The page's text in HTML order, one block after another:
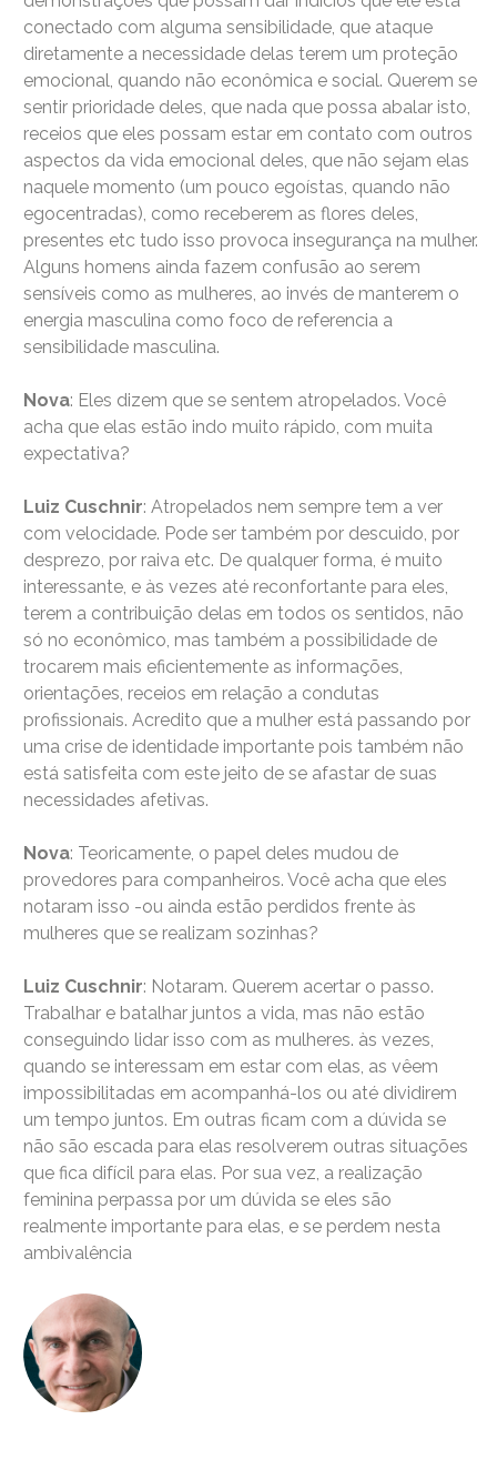
conectado com alguma sensibilidade, que ataque
diretamente a necessidade delas terem um proteção
emocional, quando não econômica e social. Querem se
sentir prioridade deles, que nada que possa abalar isto,
receios que eles possam estar em contato com outros
aspectos da vida emocional deles, que não sejam elas
naquele momento (um pouco egoístas, quando não
egocentradas), como receberem as flores deles,
presentes etc tudo isso provoca insegurança na mulher.
Alguns homens ainda fazem confusão ao serem
sensíveis como as mulheres, ao invés de manterem o
energia masculina como foco de referencia a
sensibilidade masculina.
Nova: Eles dizem que se sentem atropelados. Você
acha que elas estão indo muito rápido, com muita
expectativa?
Luiz Cuschnir: Atropelados nem sempre tem a ver
com velocidade. Pode ser também por descuido, por
desprezo, por raiva etc. De qualquer forma, é muito
interessante, e às vezes até reconfortante para eles,
terem a contribuição delas em todos os sentidos, não
só no econômico, mas também a possibilidade de
trocarem mais eficientemente as informações,
orientações, receios em relação a condutas
profissionais. Acredito que a mulher está passando por
uma crise de identidade importante pois também não
está satisfeita com este jeito de se afastar de suas
necessidades afetivas.
Nova: Teoricamente, o papel deles mudou de
provedores para companheiros. Você acha que eles
notaram isso -ou ainda estão perdidos frente às
mulheres que se realizam sozinhas?
Luiz Cuschnir: Notaram. Querem acertar o passo.
Trabalhar e batalhar juntos a vida, mas não estão
conseguindo lidar isso com as mulheres. às vezes,
quando se interessam em estar com elas, as vêem
impossibilitadas em acompanhá-los ou até dividirem
um tempo juntos. Em outras ficam com a dúvida se
não são escada para elas resolverem outras situações
que fica difícil para elas. Por sua vez, a realização
feminina perpassa por um dúvida se eles são
realmente importante para elas, e se perdem nesta
ambivalência